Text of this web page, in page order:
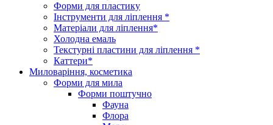
Форми для пластику
Інструменти для ліплення *
Матеріали для ліплення*
Холодна емаль
Текстурні пластини для ліплення *
Каттери*
Миловаріння, косметика
Форми для мила
Форми поштучно
Фауна
Флора